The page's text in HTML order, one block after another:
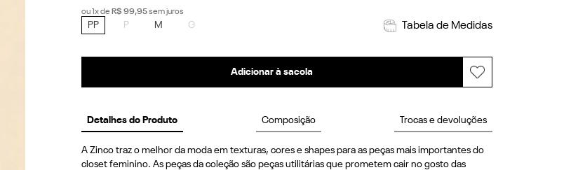
ou1x de R$ 99,95sem juros
PP P M G Tabela de Medidas
Adicionar à sacola
Detalhes do Produto Composição Trocas e devoluções
A Zinco traz o melhor da moda em texturas, cores e shapes para as peças mais importantes do
closet feminino. As peças da coleção são peças utilitárias que prometem cair no gosto das